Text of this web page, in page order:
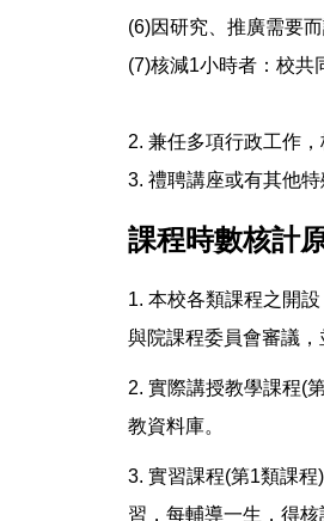
(6)因研究、推廣需要
(7)核減1小時者：校共
2. 兼任多項行政工作
3. 禮聘講座或有其他
課程時數核計
1. 本校各類課程之開
與院課程委員會審議
2. 實際講授教學課程(
教資料庫。
3. 實習課程(第1類課
習，每輔導一生，得